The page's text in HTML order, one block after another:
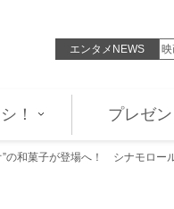
エンタメNEWS
Heron…
！ プレゼン
”の和菓子が登場へ！ シナモロー